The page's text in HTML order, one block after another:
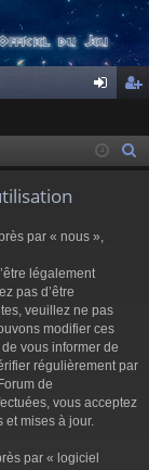
ne cri
par « nous »,
légalement
pas d’être
veuillez ne pas
modifier ces
vous informer de
régulièrement par
de
vous acceptez
et mises à jour.
par « logiciel